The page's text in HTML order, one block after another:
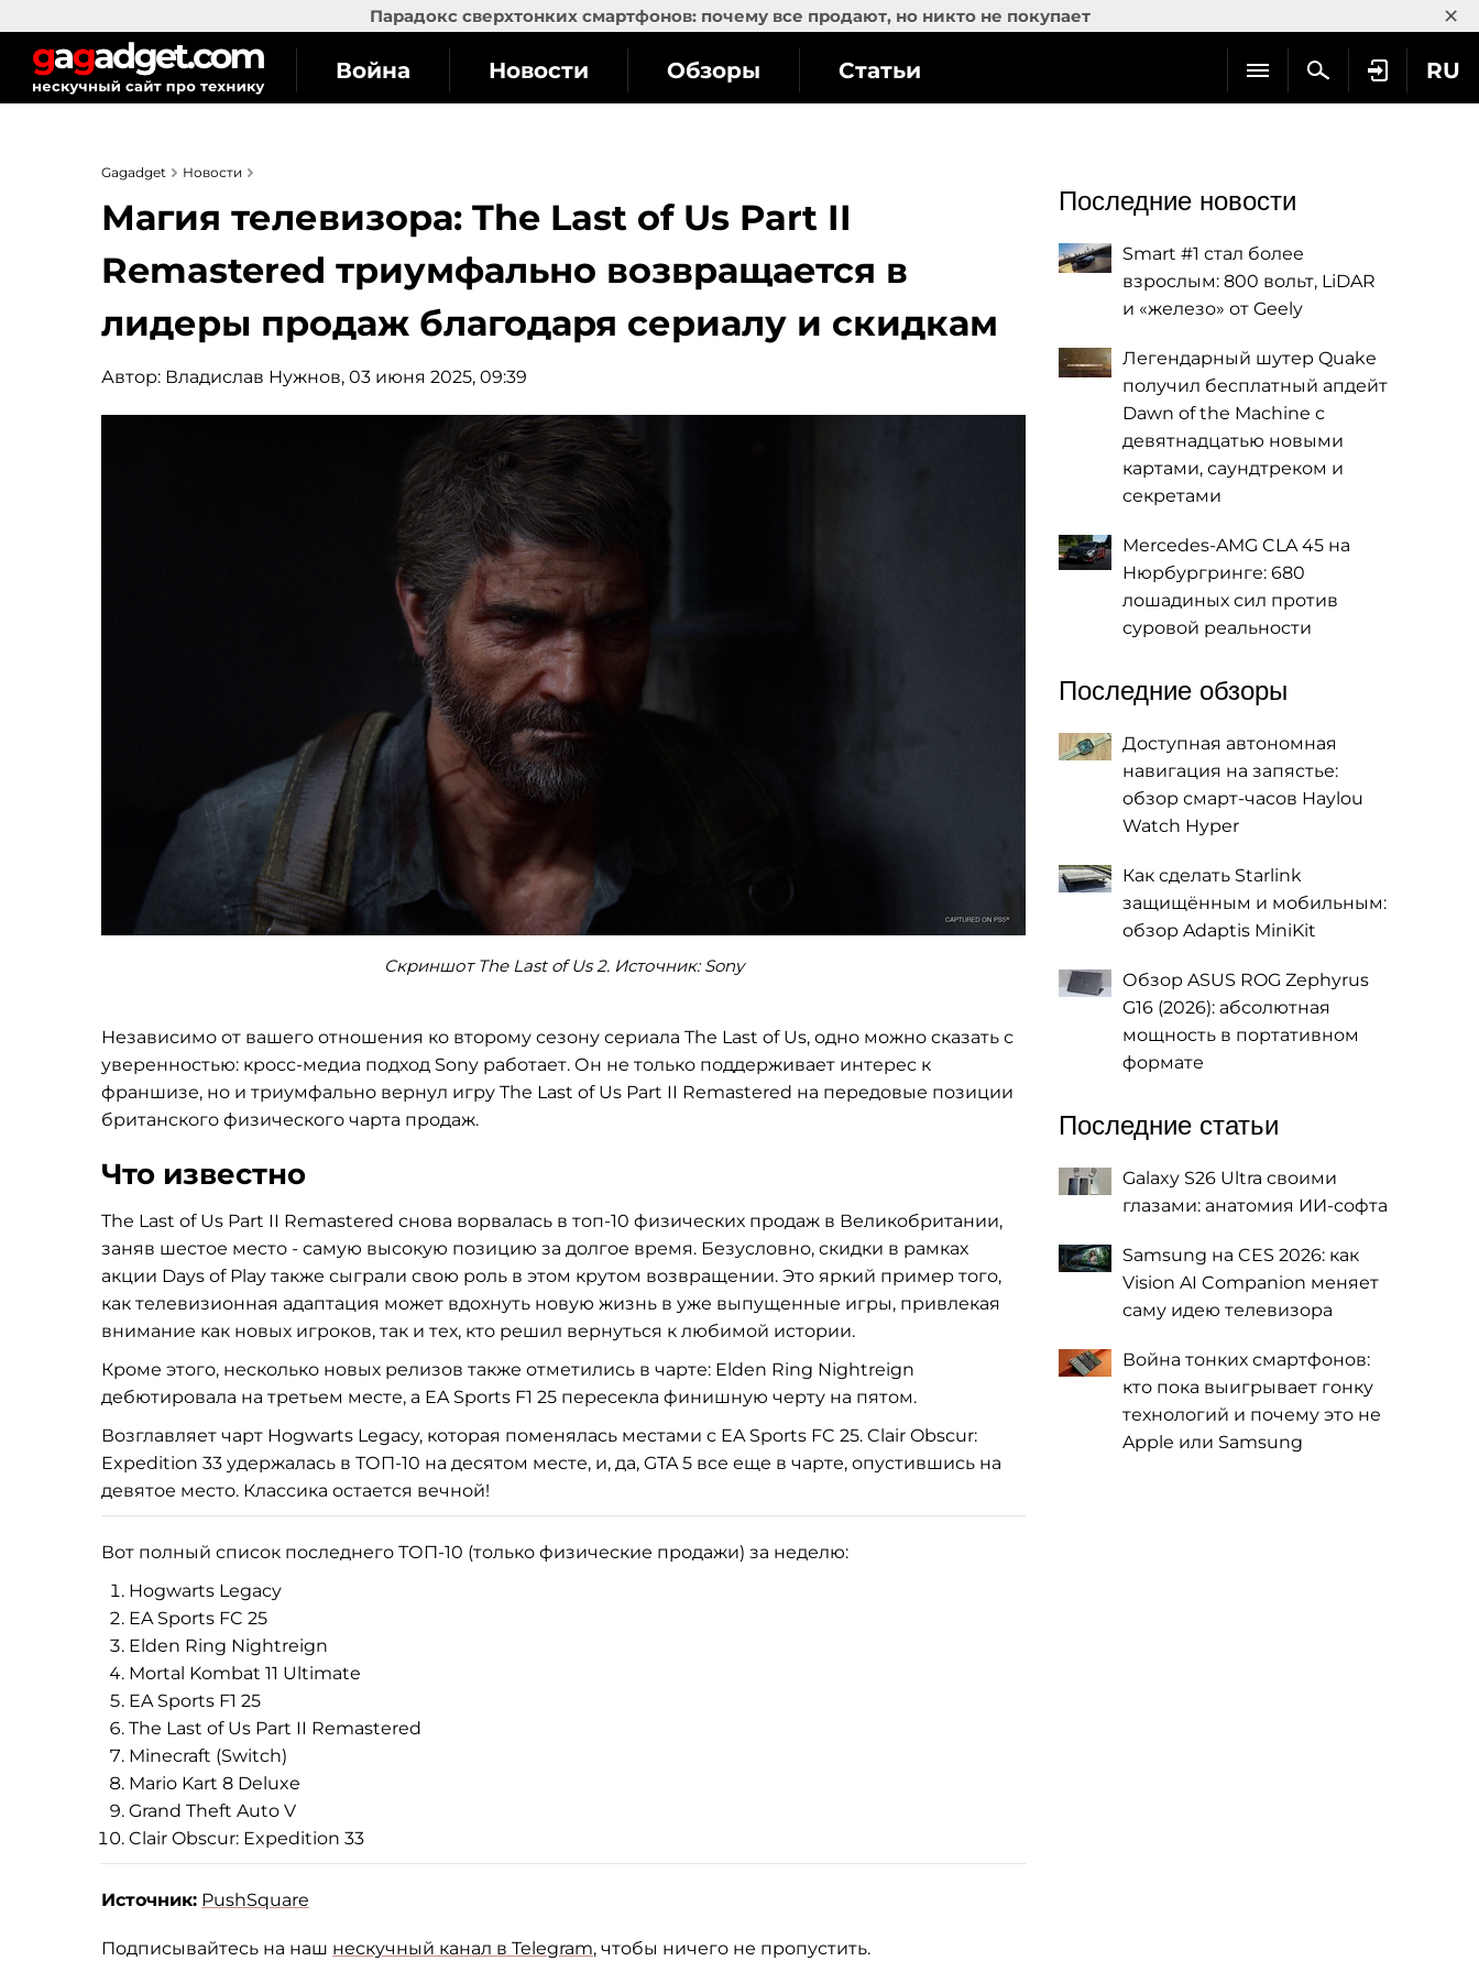
Парадокс сверхтонких смартфонов: почему все продают, но никто не покупает ×
RU
Война Новости Обзоры Статьи
Gagadget Новости
Магия телевизора: The Last of Us Part II
Remastered триумфально возвращается в
лидеры продаж благодаря сериалу и скидкам
Автор: Владислав Нужнов, 03 июня 2025, 09:39
Скриншот The Last of Us 2. Источник: Sony
Независимо от вашего отношения ко второму сезону сериала The Last of Us, одно можно сказать с
уверенностью: кросс-медиа подход Sony работает. Он не только поддерживает интерес к
франшизе, но и триумфально вернул игру The Last of Us Part II Remastered на передовые позиции
британского физического чарта продаж.
Что известно
The Last of Us Part II Remastered снова ворвалась в топ-10 физических продаж в Великобритании,
заняв шестое место - самую высокую позицию за долгое время. Безусловно, скидки в рамках
акции Days of Play также сыграли свою роль в этом крутом возвращении. Это яркий пример того,
как телевизионная адаптация может вдохнуть новую жизнь в уже выпущенные игры, привлекая
внимание как новых игроков, так и тех, кто решил вернуться к любимой истории.
Кроме этого, несколько новых релизов также отметились в чарте: Elden Ring Nightreign
дебютировала на третьем месте, а EA Sports F1 25 пересекла финишную черту на пятом.
Возглавляет чарт Hogwarts Legacy, которая поменялась местами с EA Sports FC 25. Clair Obscur:
Expedition 33 удержалась в ТОП-10 на десятом месте, и, да, GTA 5 все еще в чарте, опустившись на
девятое место. Классика остается вечной!
Вот полный список последнего ТОП-10 (только физические продажи) за неделю:
Hogwarts Legacy
EA Sports FC 25
Elden Ring Nightreign
Mortal Kombat 11 Ultimate
EA Sports F1 25
The Last of Us Part II Remastered
Minecraft (Switch)
Mario Kart 8 Deluxe
Grand Theft Auto V
Clair Obscur: Expedition 33
Источник: PushSquare
Подписывайтесь на наш нескучный канал в Telegram, чтобы ничего не пропустить.
Последние новости
Smart #1 стал более
взрослым: 800 вольт, LiDAR
и «железо» от Geely
Легендарный шутер Quake
получил бесплатный апдейт
Dawn of the Machine с
девятнадцатью новыми
картами, саундтреком и
секретами
Mercedes-AMG CLA 45 на
Нюрбургринге: 680
лошадиных сил против
суровой реальности
Последние обзоры
Доступная автономная
навигация на запястье:
обзор смарт-часов Haylou
Watch Hyper
Как сделать Starlink
защищённым и мобильным:
обзор Adaptis MiniKit
Обзор ASUS ROG Zephyrus
G16 (2026): абсолютная
мощность в портативном
формате
Последние статьи
Galaxy S26 Ultra своими
глазами: анатомия ИИ-софта
Samsung на CES 2026: как
Vision AI Companion меняет
саму идею телевизора
Война тонких смартфонов:
кто пока выигрывает гонку
технологий и почему это не
Apple или Samsung